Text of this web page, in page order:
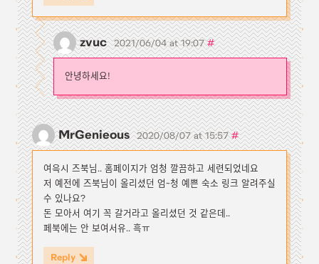
zvuc 2021/06/04 at 19:07#
안녕하세요!
MrGenieous 2020/08/07 at 15:57#
여윽시 즈북님.. 홈페이지가 엄청 깔끔하고 세련되었네요
저 예전에 즈북님이 올리셨던 엄~청 예쁜 숙소 링크 알려주실
수 있나요?
돈 모아서 여기 꼭 갈거라고 올리셨던 것 같은데..
페북에는 안 보여서유.. 흑ㅠ
Reply